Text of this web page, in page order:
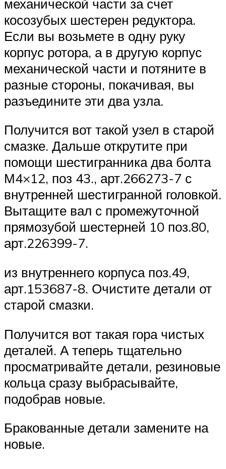
механической части за счет
косозубых шестерен редуктора.
Если вы возьмете в одну руку
корпус ротора, а в другую корпус
механической части и потяните в
разные стороны, покачивая, вы
разъедините эти два узла.
Получится вот такой узел в старой
смазке. Дальше открутите при
помощи шестигранника два болта
М4×12, поз 43., арт.266273-7 с
внутренней шестигранной головкой.
Вытащите вал с промежуточной
прямозубой шестерней 10 поз.80,
арт.226399-7.
из внутреннего корпуса поз.49,
арт.153687-8. Очистите детали от
старой смазки.
Получится вот такая гора чистых
деталей. А теперь тщательно
просматривайте детали, резиновые
кольца сразу выбрасывайте,
подобрав новые.
Бракованные детали замените на
новые.